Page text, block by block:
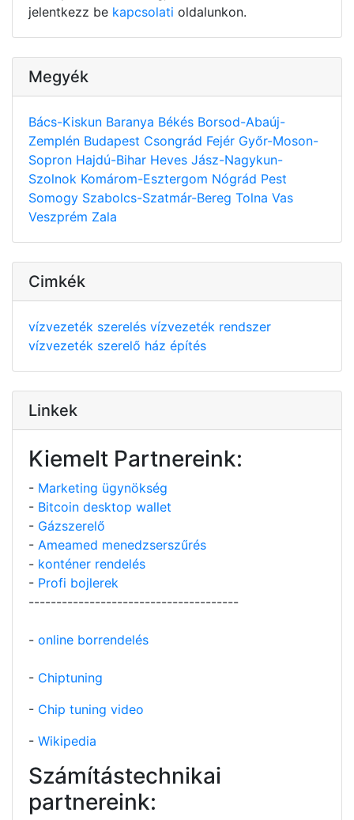
jelentkezz be kapcsolati oldalunkon.
Megyék
Bács-Kiskun Baranya Békés Borsod-Abaúj-
Zemplén Budapest Csongrád Fejér Győr-Moson-
Sopron Hajdú-Bihar Heves Jász-Nagykun-
Szolnok Komárom-Esztergom Nógrád Pest
Somogy Szabolcs-Szatmár-Bereg Tolna Vas
Veszprém Zala
Cimkék
vízvezeték szerelés vízvezeték rendszer
vízvezeték szerelő ház építés
Linkek
Kiemelt Partnereink:
- Marketing ügynökség
- Bitcoin desktop wallet
- Gázszerelő
- Ameamed menedzserszűrés
- konténer rendelés
- Profi bojlerek
--------------------------------------
- online borrendelés
- Chiptuning
- Chip tuning video
- Wikipedia
Számítástechnikai
partnereink: